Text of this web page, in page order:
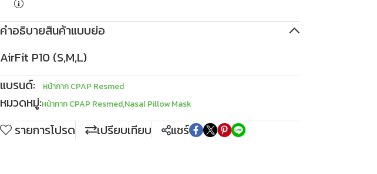
คำอธิบายสินค้าแบบย่อ
AirFit P10 (S,M,L)
แบรนด์:
หน้ากาก CPAP Resmed
หมวดหมู่:หน้ากาก CPAP Resmed,Nasal Pillow Mask
รายการโปรด เปรียบเทียบ แชร์